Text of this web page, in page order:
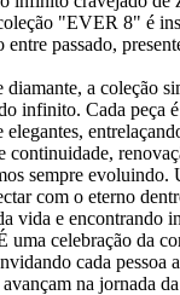
"EVER 8" é
entre passado,
a coleção
infinito. Cada peça
continuidade,
sempre evoluindo.
com o eterno
vida e encontrando
celebração da
cada pessoa
na jornada